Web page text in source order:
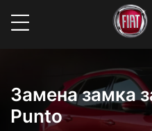
Замена замка
Punto